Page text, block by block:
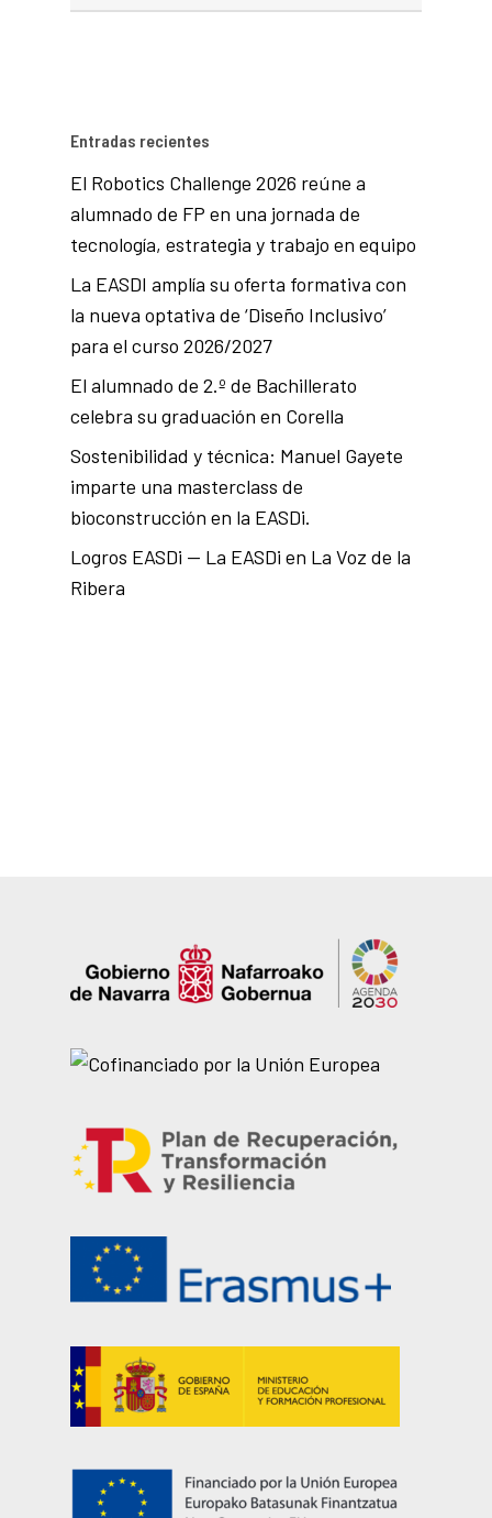
Entradas recientes
El Robotics Challenge 2026 reúne a
alumnado de FP en una jornada de
tecnología, estrategia y trabajo en equipo
La EASDI amplía su oferta formativa con
la nueva optativa de ‘Diseño Inclusivo’
para el curso 2026/2027
El alumnado de 2.º de Bachillerato
celebra su graduación en Corella
Sostenibilidad y técnica: Manuel Gayete
imparte una masterclass de
bioconstrucción en la EASDi.
Logros EASDi — La EASDi en La Voz de la
Ribera